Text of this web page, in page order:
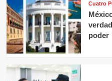
Cuatro
poder